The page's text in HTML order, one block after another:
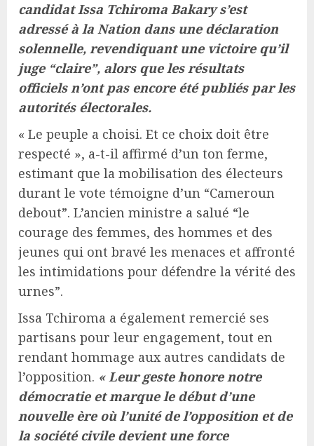
candidat Issa Tchiroma Bakary s’est
adressé à la Nation dans une déclaration
solennelle, revendiquant une victoire qu’il
juge “claire”, alors que les résultats
officiels n’ont pas encore été publiés par les
autorités électorales.
« Le peuple a choisi. Et ce choix doit être
respecté », a-t-il affirmé d’un ton ferme,
estimant que la mobilisation des électeurs
durant le vote témoigne d’un “Cameroun
debout”. L’ancien ministre a salué “le
courage des femmes, des hommes et des
jeunes qui ont bravé les menaces et affronté
les intimidations pour défendre la vérité des
urnes”.
Issa Tchiroma a également remercié ses
partisans pour leur engagement, tout en
rendant hommage aux autres candidats de
l’opposition. « Leur geste honore notre
démocratie et marque le début d’une
nouvelle ère où l’unité de l’opposition et de
la société civile devient une force